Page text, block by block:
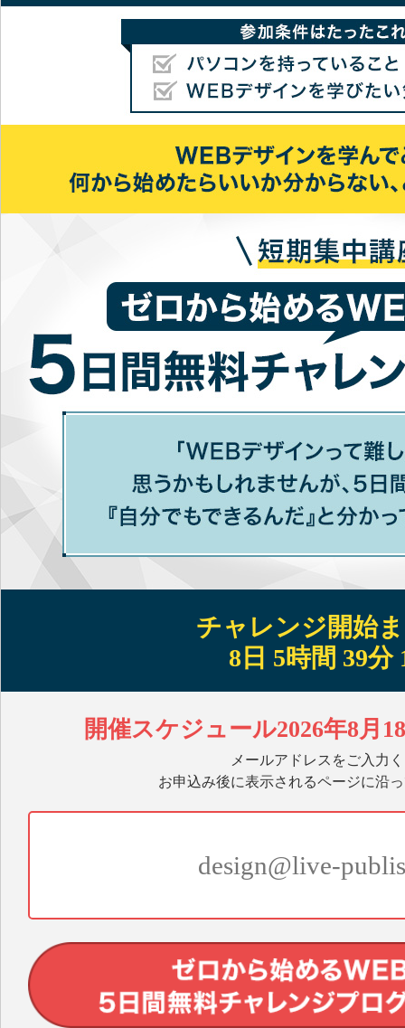
チャレンジ開始
8日 5時間 39分
開催スケジュール2026年8月
メールアドレスをご入力
お申込み後に表示されるページに沿